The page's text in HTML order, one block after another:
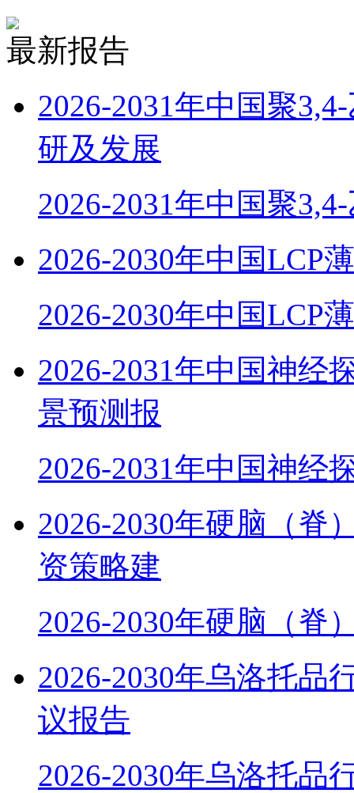
最新报告
2026-2031年中国聚
研及发展
2026-2031年中国聚
2026-2030年中国LCP
2026-2030年中国LCP
2026-2031年中国神经
景预测报
2026-2031年中国神经
2026-2030年硬脑（脊
资策略建
2026-2030年硬脑（脊
2026-2030年乌洛托品
议报告
2026-2030年乌洛托品